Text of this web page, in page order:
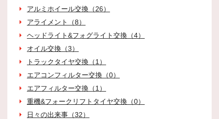
アルミホイール交換（26）
アライメント（8）
ヘッドライト&フォグライト交換（4）
オイル交換（3）
トラックタイヤ交換（1）
エアコンフィルター交換（0）
エアフィルター交換（1）
重機&フォークリフトタイヤ交換（0）
日々の出来事（32）